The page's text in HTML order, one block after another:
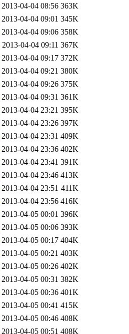
2013-04-04 08:56 363K
2013-04-04 09:01 345K
2013-04-04 09:06 358K
2013-04-04 09:11 367K
2013-04-04 09:17 372K
2013-04-04 09:21 380K
2013-04-04 09:26 375K
2013-04-04 09:31 361K
2013-04-04 23:21 395K
2013-04-04 23:26 397K
2013-04-04 23:31 409K
2013-04-04 23:36 402K
2013-04-04 23:41 391K
2013-04-04 23:46 413K
2013-04-04 23:51 411K
2013-04-04 23:56 416K
2013-04-05 00:01 396K
2013-04-05 00:06 393K
2013-04-05 00:17 404K
2013-04-05 00:21 403K
2013-04-05 00:26 402K
2013-04-05 00:31 382K
2013-04-05 00:36 401K
2013-04-05 00:41 415K
2013-04-05 00:46 408K
2013-04-05 00:51 408K